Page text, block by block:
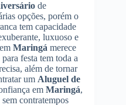
de
opções, porém o
tem capacidade
luxuoso e
Maringá merece
festa tem toda a
além de tornar
um Aluguel de
em Maringá,
contratempos